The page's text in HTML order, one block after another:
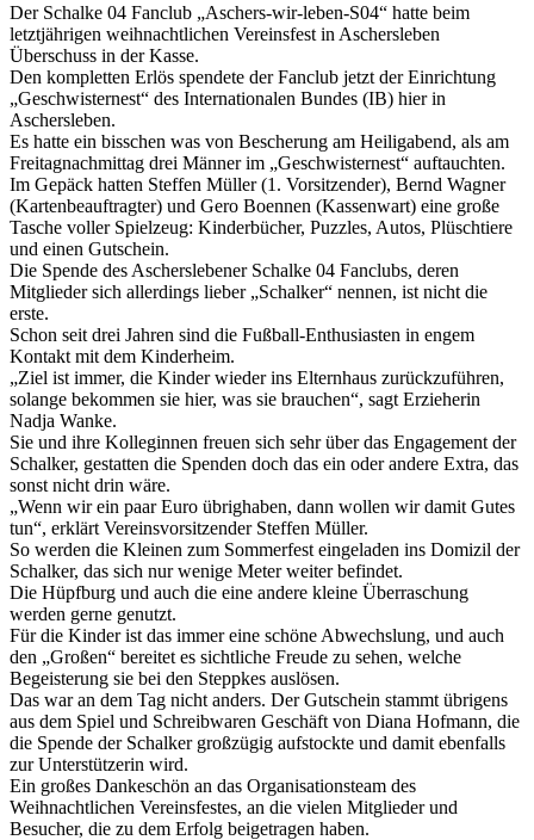
Der Schalke 04 Fanclub „Aschers-wir-leben-S04“ hatte beim
letztjährigen weihnachtlichen Vereinsfest in Aschersleben
Überschuss in der Kasse.
Den kompletten Erlös spendete der Fanclub jetzt der Einrichtung
„Geschwisternest“ des Internationalen Bundes (IB) hier in
Aschersleben.
Es hatte ein bisschen was von Bescherung am Heiligabend, als am
Freitagnachmittag drei Männer im „Geschwisternest“ auftauchten.
Im Gepäck hatten Steffen Müller (1. Vorsitzender), Bernd Wagner
(Kartenbeauftragter) und Gero Boennen (Kassenwart) eine große
Tasche voller Spielzeug: Kinderbücher, Puzzles, Autos, Plüschtiere
und einen Gutschein.
Die Spende des Ascherslebener Schalke 04 Fanclubs, deren
Mitglieder sich allerdings lieber „Schalker“ nennen, ist nicht die
erste.
Schon seit drei Jahren sind die Fußball-Enthusiasten in engem
Kontakt mit dem Kinderheim.
„Ziel ist immer, die Kinder wieder ins Elternhaus zurückzuführen,
solange bekommen sie hier, was sie brauchen“, sagt Erzieherin
Nadja Wanke.
Sie und ihre Kolleginnen freuen sich sehr über das Engagement der
Schalker, gestatten die Spenden doch das ein oder andere Extra, das
sonst nicht drin wäre.
„Wenn wir ein paar Euro übrighaben, dann wollen wir damit Gutes
tun“, erklärt Vereinsvorsitzender Steffen Müller.
So werden die Kleinen zum Sommerfest eingeladen ins Domizil der
Schalker, das sich nur wenige Meter weiter befindet.
Die Hüpfburg und auch die eine andere kleine Überraschung
werden gerne genutzt.
Für die Kinder ist das immer eine schöne Abwechslung, und auch
den „Großen“ bereitet es sichtliche Freude zu sehen, welche
Begeisterung sie bei den Steppkes auslösen.
Das war an dem Tag nicht anders. Der Gutschein stammt übrigens
aus dem Spiel und Schreibwaren Geschäft von Diana Hofmann, die
die Spende der Schalker großzügig aufstockte und damit ebenfalls
zur Unterstützerin wird.
Ein großes Dankeschön an das Organisationsteam des
Weihnachtlichen Vereinsfestes, an die vielen Mitglieder und
Besucher, die zu dem Erfolg beigetragen haben.